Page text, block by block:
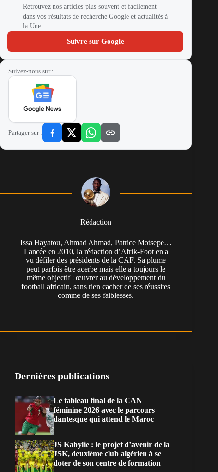
Retrouvez nos articles plus souvent et facilement
dans vos résultats de recherche Google et actualités à
la Une.
Suivre sur Google
Suivez-nous sur :
Partager sur :
Rédaction
Issa Hayatou, Ahmad Ahmad, Patrice Motsepe…
Lancée en 2010, la rédaction d’Afrik-Foot en a
vu défiler des présidents de la CAF. Sa plume
peut parfois être acerbe mais elle a toujours le
même objectif : œuvrer au développement du
football africain, sans rien cacher de ses réussites
comme de ses faiblesses.
Dernières publications
Le tableau final de la CAN
féminine 2026 avec le parcours
dantesque qui attend le Maroc
JS Kabylie : le projet d’avenir de la
JSK, deuxième club algérien à se
doter de son centre de formation